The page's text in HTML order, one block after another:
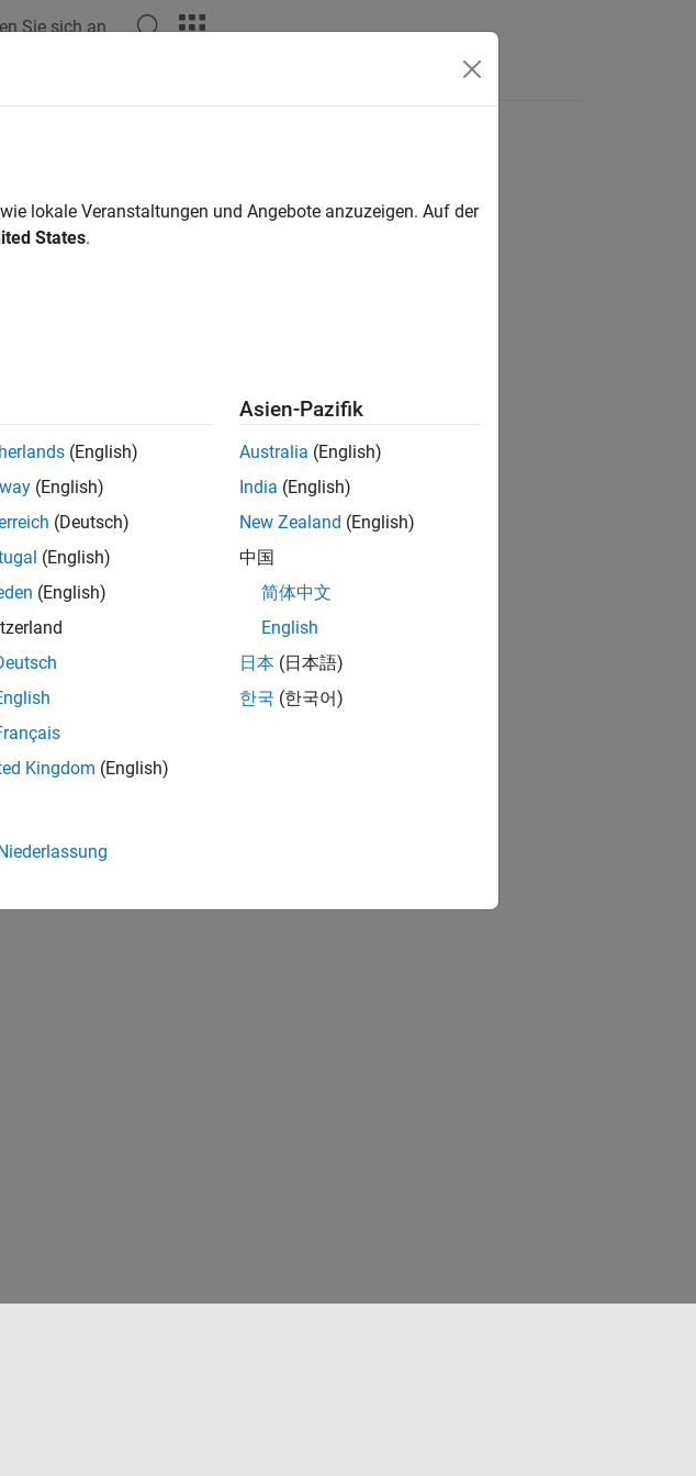
Sie sich an
How useful was this information?
lokale Veranstaltungen und Angebote anzuzeigen. Auf der
States.
(English)
(English)
(Deutsch)
(English)
(English)
Kingdom (English)
Asien-Pazifik
Australia (English)
India (English)
New Zealand (English)
中国
简体中文
English
日本 (日本語)
한국 (한국어)